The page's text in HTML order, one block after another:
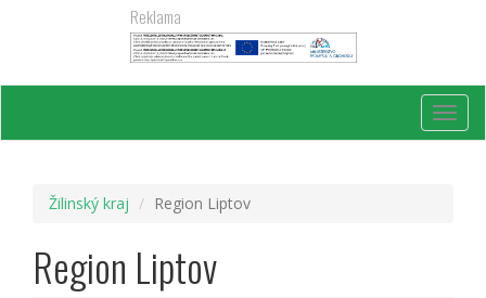
Reklama
Žilinský kraj Region Liptov
Region Liptov